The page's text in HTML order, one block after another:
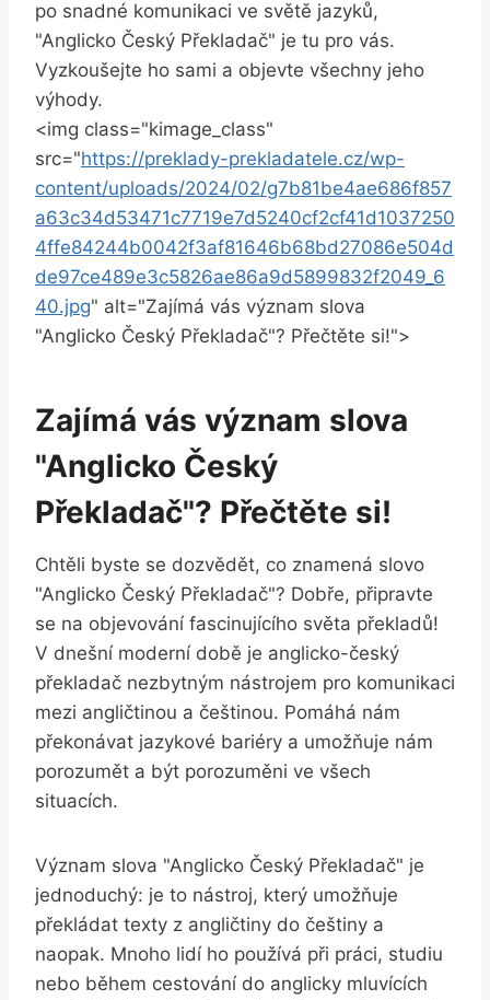
po ​snadné ⁢komunikaci ve světě jazyků,
"Anglicko​ Český Překladač" je tu ‌pro ⁤vás.
Vyzkoušejte⁢ ho ‌sami a objevte všechny jeho
výhody.
<img class="kimage_class"
src="https://preklady-prekladatele.cz/wp-
content/uploads/2024/02/g7b81be4ae686f857
a63c34d53471c7719e7d5240cf2cf41d1037250
4ffe84244b0042f3af81646b68bd27086e504d
de97ce489e3c5826ae86a9d5899832f2049_6
40.jpg" alt="Zajímá vás význam slova ⁣
"Anglicko Český Překladač"? Přečtěte⁤ si!">
Zajímá ⁤vás význam slova
"Anglicko Český
Překladač"? Přečtěte si!
Chtěli byste se‌ dozvědět, co znamená slovo
"Anglicko Český Překladač"?⁣ Dobře, připravte
se na objevování fascinujícího světa překladů!
V dnešní moderní ‌době je anglicko-český
⁢překladač nezbytným nástrojem pro komunikaci
​mezi⁢ angličtinou a⁤ češtinou. Pomáhá nám
překonávat jazykové bariéry​ a umožňuje nám
porozumět a být porozuměni ve všech
situacích.
Význam slova "Anglicko Český⁣ Překladač" ⁤je
jednoduchý: je⁢ to nástroj, který umožňuje⁣
překládat texty ‌z angličtiny ‌do češtiny a
naopak. ‌Mnoho⁤ lidí ho používá při ‌práci, studiu
nebo během ⁣cestování do anglicky⁤ mluvících